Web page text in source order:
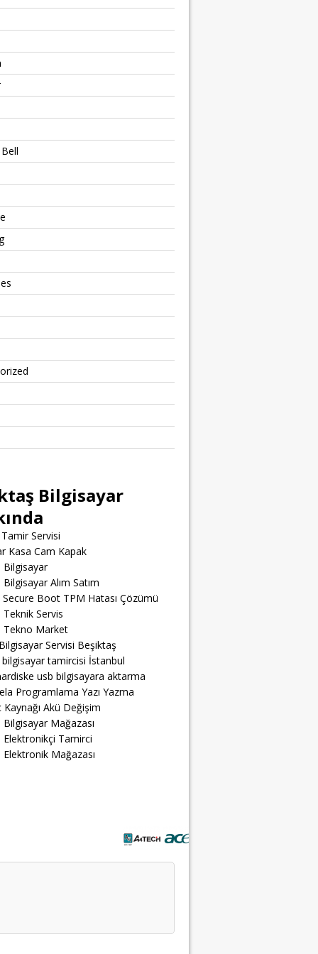
Bilgisayar
Servisi
Kasa Cam Kapak
Bilgisayar
Alım Satım
Boot TPM Hatası Çözümü
Servis
Tekno Market
Servisi Beşiktaş
bilgisayar tamircisi İstanbul
usb bilgisayara aktarma
Programlama Yazı Yazma
Kaynağı Akü Değişim
Mağazası
Elektronikçi Tamirci
Mağazası